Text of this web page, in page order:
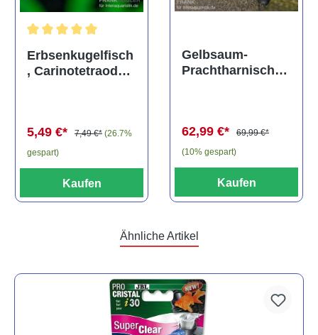
Durchschnittliche Bewertung von 5 von 5 Sternen
Erbsenkugelfisch
, Carinotetraodon
5,49 €* 7,49 €* (26.7%
gespart)
Kaufen
Gelbsaum-
Prachtharnischw
62,99 €*
69,99 €*
(10% gespart)
Kaufen
Ähnliche Artikel